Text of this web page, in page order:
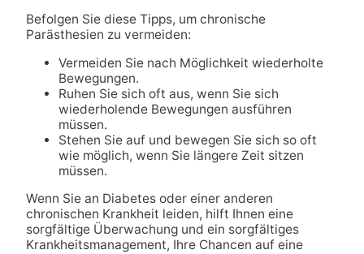
Befolgen Sie diese Tipps, um chronische
Parästhesien zu vermeiden:
Vermeiden Sie nach Möglichkeit wiederholte
Bewegungen.
Ruhen Sie sich oft aus, wenn Sie sich
wiederholende Bewegungen ausführen
müssen.
Stehen Sie auf und bewegen Sie sich so oft
wie möglich, wenn Sie längere Zeit sitzen
müssen.
Wenn Sie an Diabetes oder einer anderen
chronischen Krankheit leiden, hilft Ihnen eine
sorgfältige Überwachung und ein sorgfältiges
Krankheitsmanagement, Ihre Chancen auf eine